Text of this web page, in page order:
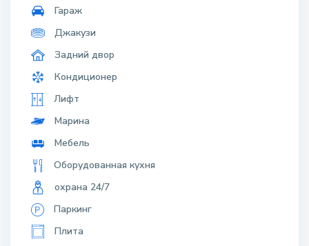
Zip:
23000
Country:Доминиканская Республика
Open In Google Maps
Главное
Property Id :
Price:
$ 825,000
Property Size:
Property Lot Size: